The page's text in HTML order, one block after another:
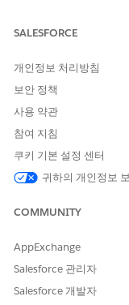
데스크 전화 설정
할 수 있는 표준화
이 기사
SALESFORCE
개인정보 처리방침
보안 정책
사용 약관
참여 지침
쿠키 기본 설정 센터
귀하의 개인정보
COMMUNITY
AppExchange
Salesforce 관리자
Salesforce 개발자